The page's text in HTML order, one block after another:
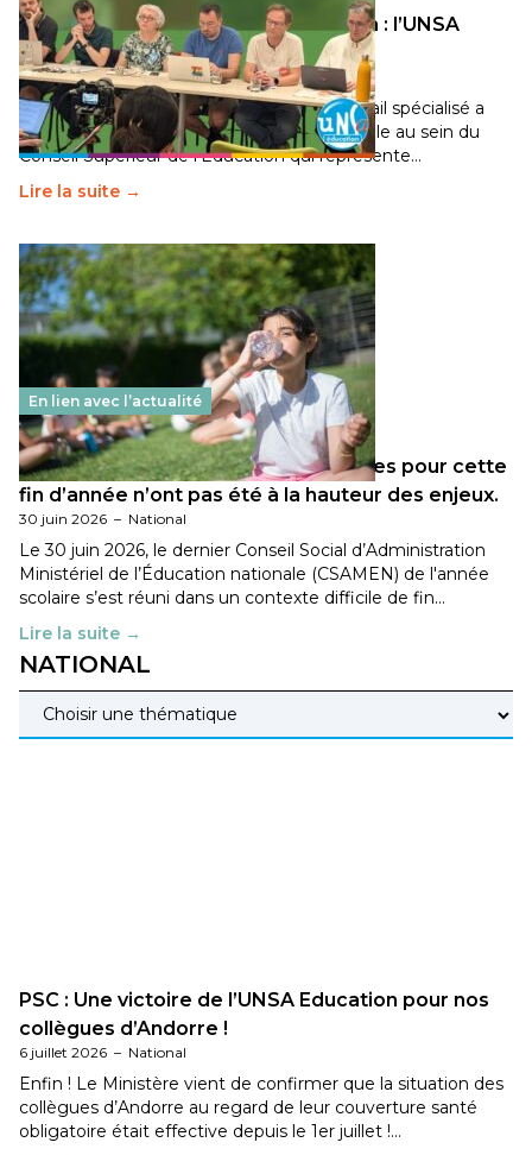
Transition écologique de l’éducation : l’UNSA
Éducation fait bouger les lignes
30 juin 2026–National
Pendant plusieurs mois, un groupe de travail spécialisé a
travaillé sur la transition écologique de l’Ecole au sein du
Conseil Supérieur de l’Éducation qui représente…
Lire la suite →
En lien avec l’actualité
Les décisions ministérielles attendues pour cette
fin d’année n’ont pas été à la hauteur des enjeux.
30 juin 2026 – National
Le 30 juin 2026, le dernier Conseil Social d’Administration
Ministériel de l’Éducation nationale (CSAMEN) de l'année
scolaire s’est réuni dans un contexte difficile de fin…
Lire la suite →
NATIONAL
PSC : Une victoire de l’UNSA Education pour nos
collègues d’Andorre !
6 juillet 2026 – National
Enfin ! Le Ministère vient de confirmer que la situation des
collègues d’Andorre au regard de leur couverture santé
obligatoire était effective depuis le 1er juillet !…